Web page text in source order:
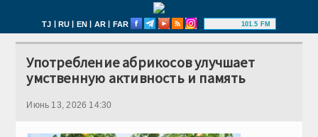
TJ | RU | EN | AR | FAR 101.5 FM
Употребление абрикосов улучшает
умственную активность и память
Июнь 13, 2026 14:30